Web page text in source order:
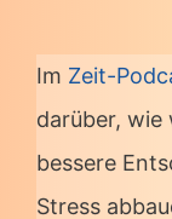
Im Zeit-
darüber,
bessere
Stress